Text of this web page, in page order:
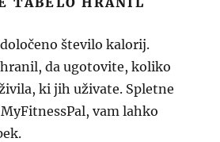
število kalorij.
da ugotovite, koliko
ki jih uživate. Spletne
vam lahko